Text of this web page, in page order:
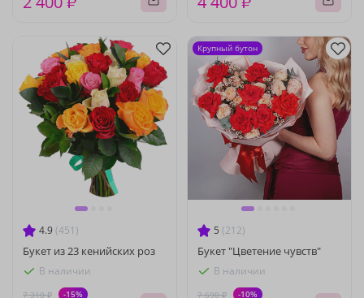
4.9 (451)
Букет из 23 кенийских роз
В наличии
7 310 ₽ -15%
5 (212)
Букет "Цветение чувств"
В наличии
7 690 ₽ -10%
Крупный бутон